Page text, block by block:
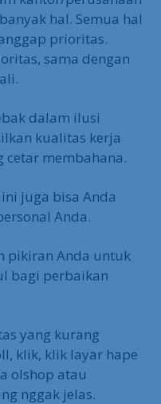
hal. Semua hal
prioritas.
sama dengan
dalam ilusi
kualitas kerja
cetar membahana.
ini juga bisa Anda
Anda.
pikiran Anda untuk
bagi perbaikan
yang kurang
klik, klik layar hape
olshop atau
nggak jelas.